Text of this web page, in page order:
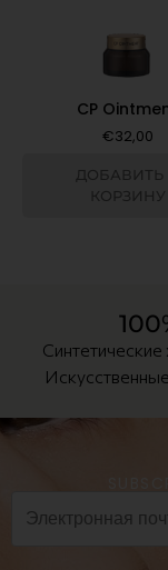
CP
€32,00
ДОБАВИТЬ
КОРЗИНУ